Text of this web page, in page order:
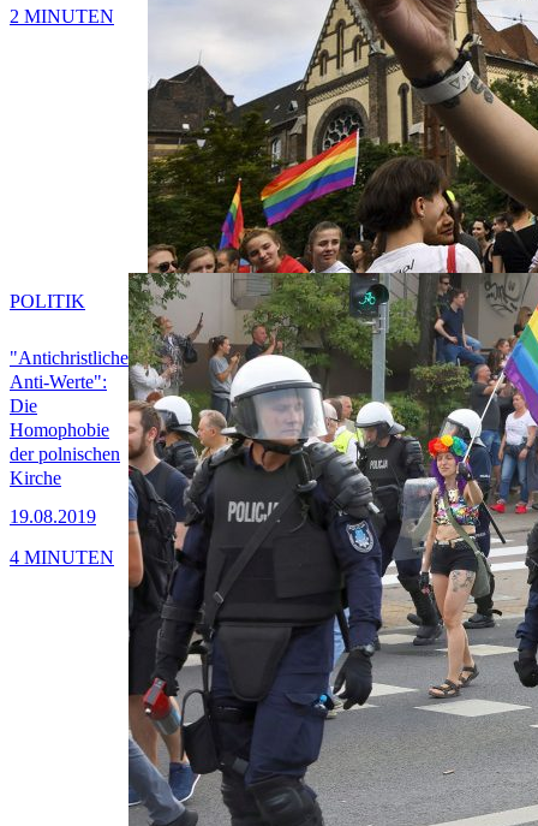
2 MINUTEN
"Antichristliche
Anti-Werte":
Die
Homophobie
der polnischen
Kirche
19.08.2019
POLITIK
4 MINUTEN